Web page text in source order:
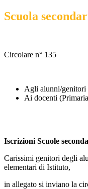
Scuola
Circolare n° 135
Agli alunni/genitori
Ai docenti
Iscrizioni Scuole
Carissimi genitori degli
elementari di Istituto,
in allegato si inviano la